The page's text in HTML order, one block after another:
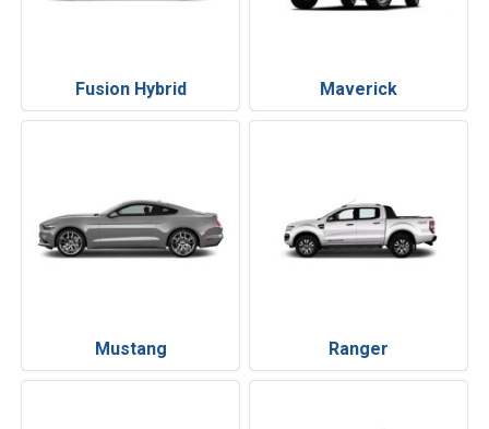
Fusion Hybrid Maverick
Mustang Ranger